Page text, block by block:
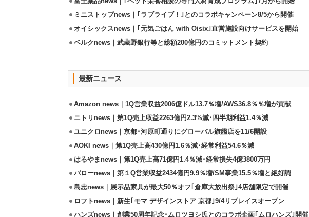
ミニストップnews｜｢ラブライブ！｣とのコラボキャンペーン8/5から開催
オイシックスnews｜｢元気ごはん with Oisix｣直営施設向けサービスを開始
ベルクnews｜武蔵野銀行等と総額200億円のコミットメント契約
最新ニュース
Amazon news｜1Q営業収益2006億ドル13.7％増/AWS36.8％％増が貢献
ニトリnews｜第1Q売上収益2263億円2.3%減･四半期利益1.4％減
ユニクロnews｜京都･河原町通りにグローバル旗艦店を11/6開設
AOKI news｜第1Q売上高430億円1.6％減･経常利益54.6％減
はるやまnews｜第1Q売上高71億円1.4％減･経常損失4億3800万円
バローnews｜第１Q営業収益2434億円9.9％増/SM事業15.5％増と絶好調
島忠news｜展示品家具が最大50％オフ｢倉庫大放出祭｣4店舗限定で開催
ロフトnews｜新生｢モマ デザインストア 京都｣9/4リプレイスオープン
ハンズnews｜創業50周年記念･ムロツヨシ氏とのコラボ企画｢ムロハンズ｣開催